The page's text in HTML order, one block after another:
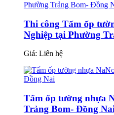
Thi công Tấm ốp
Nghiệp tại Phường
Giá: Liên hệ
Tấm ốp tường nhựa
Trảng Bom- Đồng Nai